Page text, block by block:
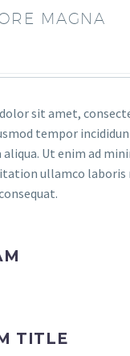
MAGNA
sit amet,
tempor
Ut enim ad
ullamco laboris
TITLE